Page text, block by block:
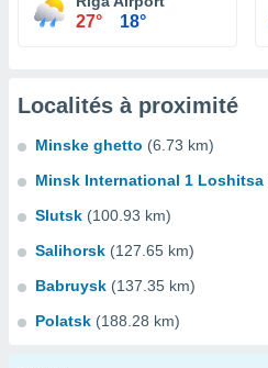
27° 18°
Localités à proximité
Minske ghetto (6.73 km)
Minsk International 1 Loshitsa
Slutsk (100.93 km)
Salihorsk (127.65 km)
Babruysk (137.35 km)
Polatsk (188.28 km)